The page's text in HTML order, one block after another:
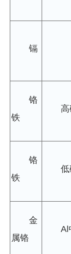
镉
铬
铁
铬
铁
低
金
属铬
Al